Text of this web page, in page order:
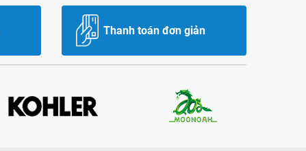
Thanh toán đơn giản